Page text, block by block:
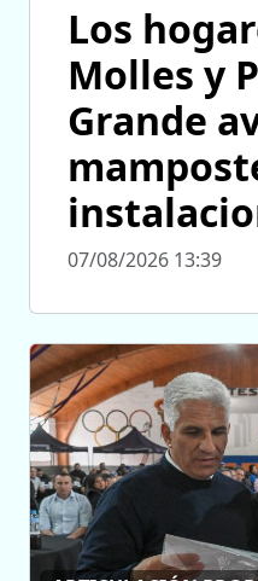
Los
Molles y
Grande
07/08/2026 13:39